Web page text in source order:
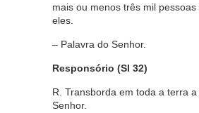
mais ou menos três mil
eles.
– Palavra do Senhor.
Responsório (Sl 32)
R. Transborda em toda a terra
Senhor.